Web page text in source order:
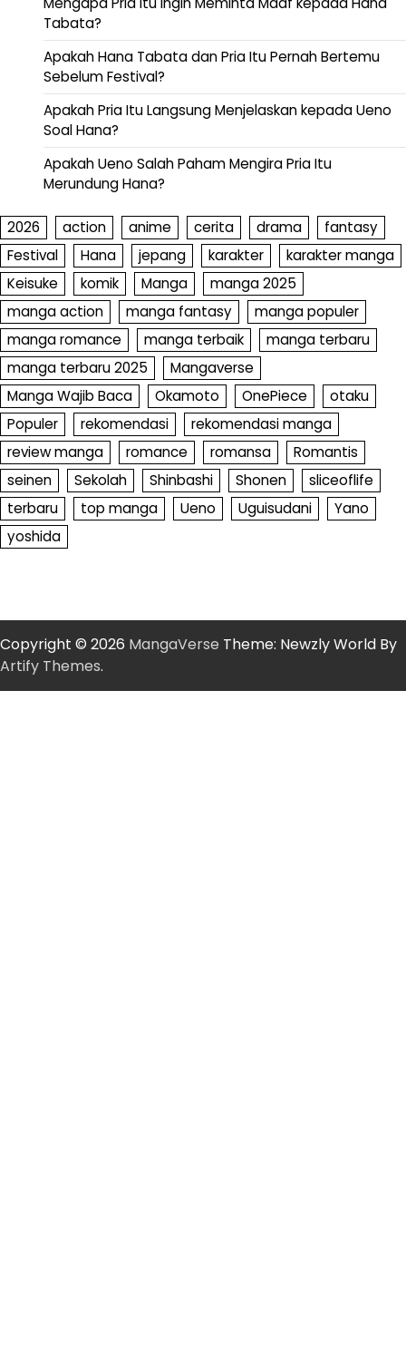
Tabata?
Apakah Hana Tabata dan Pria Itu Pernah Bertemu
Sebelum Festival?
Apakah Pria Itu Langsung Menjelaskan kepada Ueno
Soal Hana?
Apakah Ueno Salah Paham Mengira Pria Itu
Merundung Hana?
2026 action anime cerita drama
fantasy
Festival
Hana jepang karakter
karakter manga
Keisuke
komik Manga
manga 2025
manga action
manga fantasy
manga populer
manga romance
manga terbaik
manga terbaru
manga terbaru 2025
Mangaverse
Manga Wajib Baca
Okamoto OnePiece
otaku
Populer
rekomendasi
rekomendasi manga
review manga
romance romansa
Romantis
seinen
Sekolah Shinbashi Shonen
sliceoflife
terbaru
top manga Ueno Uguisudani
Yano
yoshida
Copyright © 2026 MangaVerse Theme: Newzly World By
Artify Themes.